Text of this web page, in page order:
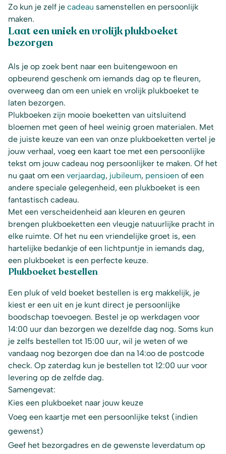
Zo kun je zelf je cadeau samenstellen en persoonlijk
maken.
Laat een uniek en vrolijk plukboeket
bezorgen
Als je op zoek bent naar een buitengewoon en
opbeurend geschenk om iemands dag op te fleuren,
overweeg dan om een uniek en vrolijk plukboeket te
laten bezorgen.
Plukboeken zijn mooie boeketten van uitsluitend
bloemen met geen of heel weinig groen materialen. Met
de juiste keuze van een van onze plukboeketten vertel je
jouw verhaal, voeg een kaart toe met een persoonlijke
tekst om jouw cadeau nog persoonlijker te maken. Of het
nu gaat om een verjaardag, jubileum, pensioen of een
andere speciale gelegenheid, een plukboeket is een
fantastisch cadeau.
Met een verscheidenheid aan kleuren en geuren
brengen plukboeketten een vleugje natuurlijke pracht in
elke ruimte. Of het nu een vriendelijke groet is, een
hartelijke bedankje of een lichtpuntje in iemands dag,
een plukboeket is een perfecte keuze.
Plukboeket bestellen
Een pluk of veld boeket bestellen is erg makkelijk, je
kiest er een uit en je kunt direct je persoonlijke
boodschap toevoegen. Bestel je op werkdagen voor
14:00 uur dan bezorgen we dezelfde dag nog. Soms kun
je zelfs bestellen tot 15:00 uur, wil je weten of we
vandaag nog bezorgen doe dan na 14:oo de postcode
check. Op zaterdag kun je bestellen tot 12:00 uur voor
levering op de zelfde dag.
Samengevat:
Kies een plukboeket naar jouw keuze
Voeg een kaartje met een persoonlijke tekst (indien
gewenst)
Geef het bezorgadres en de gewenste leverdatum op